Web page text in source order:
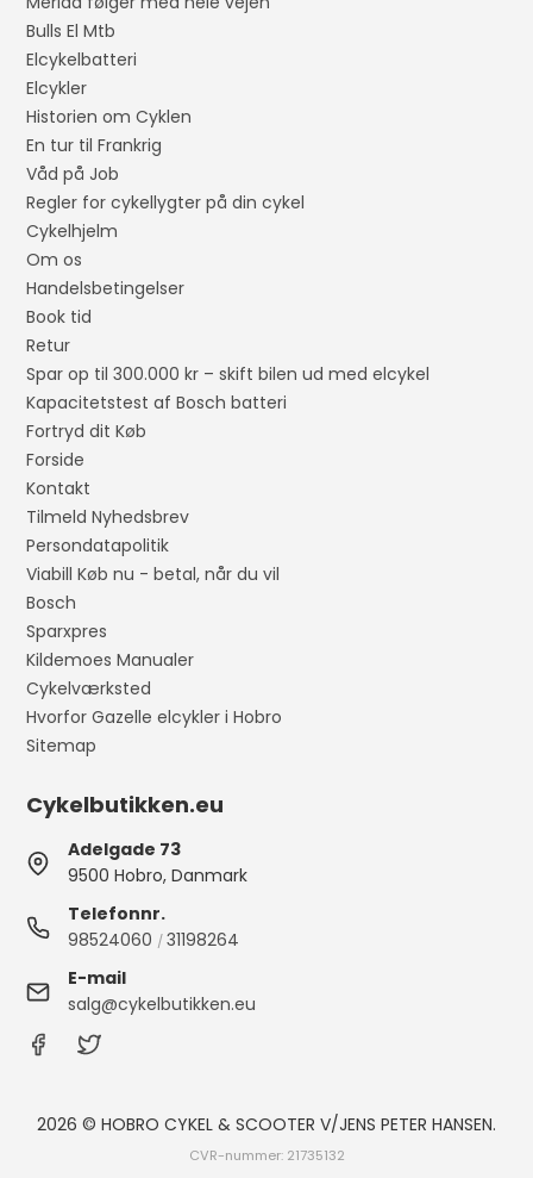
Bulls El Mtb
Elcykelbatteri
Elcykler
Historien om Cyklen
En tur til Frankrig
Våd på Job
Regler for cykellygter på din cykel
Cykelhjelm
Om os
Handelsbetingelser
Book tid
Retur
Spar op til 300.000 kr – skift bilen ud med elcykel
Kapacitetstest af Bosch batteri
Fortryd dit Køb
Forside
Kontakt
Tilmeld Nyhedsbrev
Persondatapolitik
Viabill Køb nu - betal, når du vil
Bosch
Sparxpres
Kildemoes Manualer
Cykelværksted
Hvorfor Gazelle elcykler i Hobro
Sitemap
Cykelbutikken.eu
Adelgade 73
9500 Hobro, Danmark
Telefonnr.
98524060 /31198264
E-mail
salg@cykelbutikken.eu
2026 © HOBRO CYKEL & SCOOTER V/JENS PETER HANSEN.
CVR-nummer: 21735132